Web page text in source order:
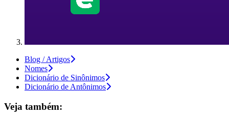
Blog / Artigos
Nomes
Dicionário de Sinônimos
Dicionário de Antônimos
Veja também: